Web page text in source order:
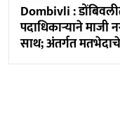
Dombivli :
पदाधिकाऱ्याने माजी
साथ; अंतर्गत